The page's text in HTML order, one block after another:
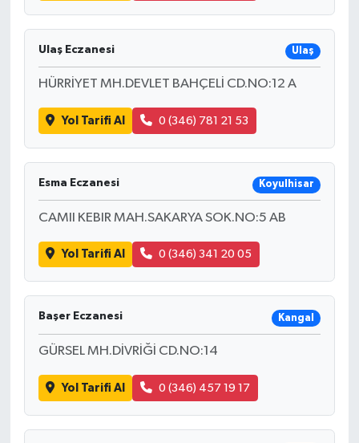
Ulaş Eczanesi Ulaş
HÜRRİYET MH.DEVLET BAHÇELİ CD.NO:12 A
Yol Tarifi Al 0 (346) 781 21 53
Esma Eczanesi Koyulhisar
CAMII KEBIR MAH.SAKARYA SOK.NO:5 AB
Yol Tarifi Al 0 (346) 341 20 05
Başer Eczanesi Kangal
GÜRSEL MH.DİVRİĞİ CD.NO:14
Yol Tarifi Al 0 (346) 457 19 17